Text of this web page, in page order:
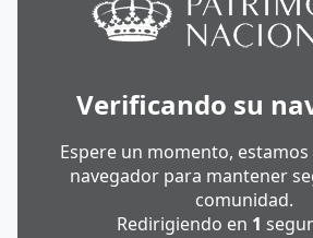
Verificando su
Espere un momento,
navegador para mantener
comunidad.
Redirigiendo en 1